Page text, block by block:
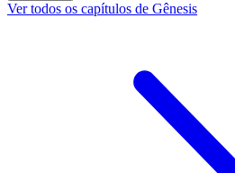
Ver todos os capítulos de Gênesis